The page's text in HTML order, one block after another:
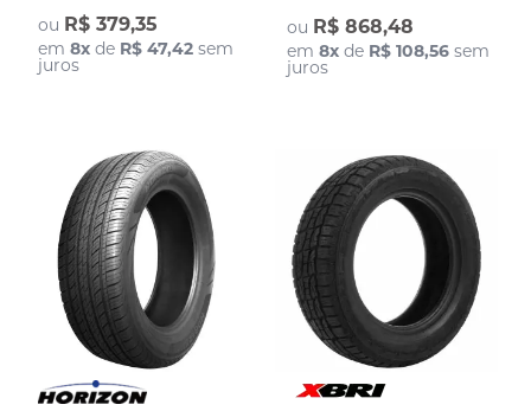
ou R$ 379,35
em8x de R$ 47,42 sem
juros
ou R$ 868,48
em 8xde R$ 108,56sem
juros